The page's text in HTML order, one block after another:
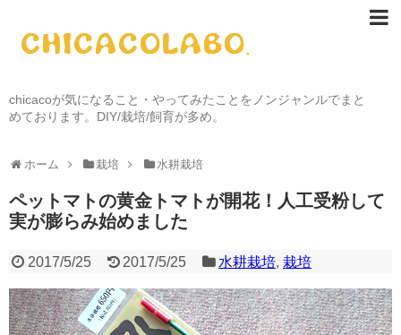
chicacoが気になること・やってみたことをノンジャンルでまと
めております。DIY/栽培/飼育が多め。
ホーム 栽培 水耕栽培
ペットマトの黄金トマトが開花！人工受粉して
実が膨らみ始めました
2017/5/25 2017/5/25 水耕栽培,栽培